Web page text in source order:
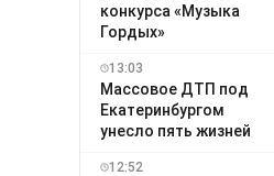
конкурса «Музыка
Гордых»
13:03
Массовое ДТП под
Екатеринбургом
унесло пять жизней
12:52